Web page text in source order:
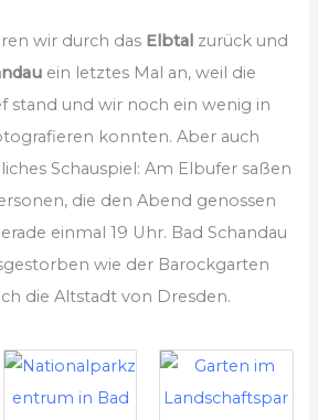
wir durch das Elbtal zurück und
ein letztes Mal an, weil die
stand und wir noch ein wenig in
konnten. Aber auch
Schauspiel: Am Elbufer saßen
die den Abend genossen
einmal 19 Uhr. Bad Schandau
wie der Barockgarten
die Altstadt von Dresden.